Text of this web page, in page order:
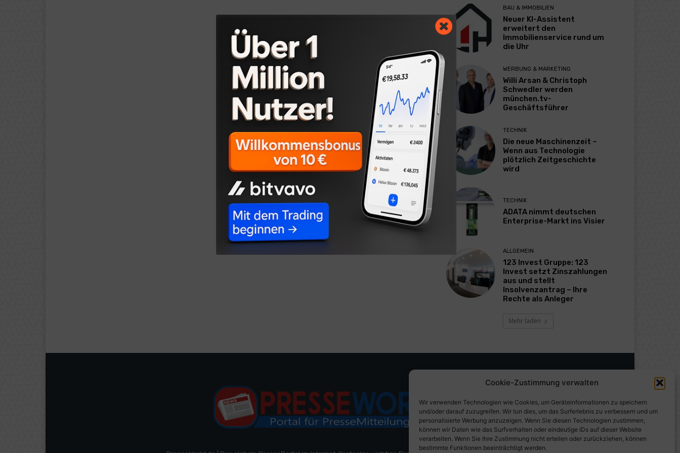
Cookie-Zustimmung verwalten
Wir verwenden Technologien wie Cookies, um Geräteinformationen zu speichern
und/oder darauf zuzugreifen. Wir tun dies, um das Surferlebnis zu verbessern und um
personalisierte Werbung anzuzeigen. Wenn Sie diesen Technologien zustimmen,
können wir Daten wie das Surfverhalten oder eindeutige IDs auf dieser Website
verarbeiten. Wenn Sie Ihre Zustimmung nicht erteilen oder zurückziehen, können
bestimmte Funktionen beeinträchtigt werden.
BAU & IMMOBILIEN
Neuer KI-Assistent
erweitert den
Immobilienservice rund um
die Uhr
WERBUNG & MARKETING
Willi Arsan & Christoph
Schwedler werden
münchen.tv-
Geschäftsführer
TECHNIK
Die neue Maschinenzeit –
Wenn aus Technologie
plötzlich Zeitgeschichte
wird
TECHNIK
ADATA nimmt deutschen
Enterprise-Markt ins Visier
ALLGEMEIN
123 Invest Gruppe: 123
Invest setzt Zinszahlungen
aus und stellt
Insolvenzantrag – Ihre
Rechte als Anleger
Mehr laden